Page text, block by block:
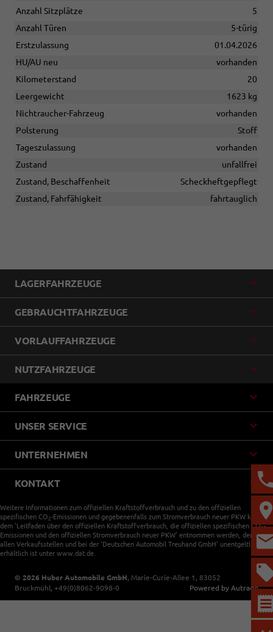
Anzahl Sitzplätze
5
Anzahl Türen
5-türig
Erstzulassung
01.04.2026
HU/AU neu
vorhanden
Kilometerstand
20
Leergewicht
1623 kg
Nichtraucher-Fahrzeug
vorhanden
Polsterung
Stoff
Tageszulassung
vorhanden
Zustand
unfallfrei
Zustand, Beschaffenheit
Scheckheftgepflegt
Zustand, Fahrfähigkeit
fahrtauglich
LAGERFAHRZEUGE
GEBRAUCHTFAHRZEUGE
VORLAUFFAHRZEUGE
NUTZFAHRZEUGE
FAHRZEUGE
UNSER SERVICE
UNTERNEHMEN
KONTAKT
Weitere Informationen zum offiziellen Kraftstoffverbrauch und zu den offiziellen
spezifischen CO 2-Emissionen und gegebenenfalls zum Stromverbrauch neuer PKW können
dem 'Leitfaden über den offiziellen Kraftstoffverbrauch, die offiziellen spezifischen CO2-
Emissionen und den offiziellen Stromverbrauch neuer PKW' entnommen werden, der an
allen Verkaufsstellen und bei der 'Deutschen Automobil Treuhand GmbH' unentgeltlich
erhältlich ist unter www.dat.de.
© 2026 Huber Automobile GmbH, Marie-Curie-Allee 1 , 83052
Bruckmühl, +49(0)8062-9098-0 Powered by Autrado